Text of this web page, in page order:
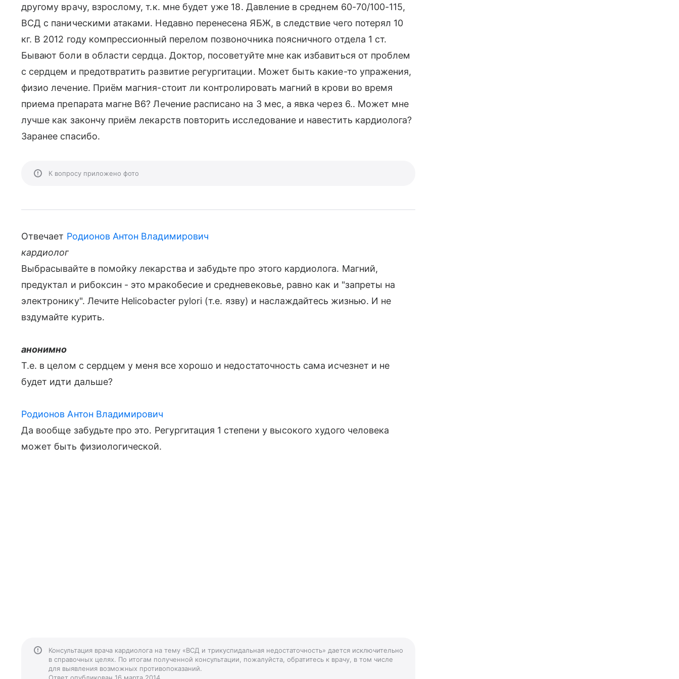
другому врачу, взрослому, т.к. мне будет уже 18. Давление в среднем 60-70/100-115,
ВСД с паническими атаками. Недавно перенесена ЯБЖ, в следствие чего потерял 10
кг. В 2012 году компрессионный перелом позвоночника поясничного отдела 1 ст.
Бывают боли в области сердца. Доктор, посоветуйте мне как избавиться от проблем
с сердцем и предотвратить развитие регургитации. Может быть какие-то упражения,
физио лечение. Приём магния-стоит ли контролировать магний в крови во время
приема препарата магне В6? Лечение расписано на 3 мес, а явка через 6.. Может мне
лучше как закончу приём лекарств повторить исследование и навестить кардиолога?
Заранее спасибо.
К вопросу приложено фото
Отвечает Родионов Антон Владимирович
кардиолог
Выбрасывайте в помойку лекарства и забудьте про этого кардиолога. Магний,
предуктал и рибоксин - это мракобесие и средневековье, равно как и "запреты на
электронику". Лечите Helicobacter pylori (т.е. язву) и наслаждайтесь жизнью. И не
вздумайте курить.
анонимно
Т.е. в целом с сердцем у меня все хорошо и недостаточность сама исчезнет и не
будет идти дальше?
Родионов Антон Владимирович
Да вообще забудьте про это. Регургитация 1 степени у высокого худого человека
может быть физиологической.
Консультация врача кардиолога на тему «ВСД и трикуспидальная недостаточность» дается исключительно
в справочных целях. По итогам полученной консультации, пожалуйста, обратитесь к врачу, в том числе
для выявления возможных противопоказаний.